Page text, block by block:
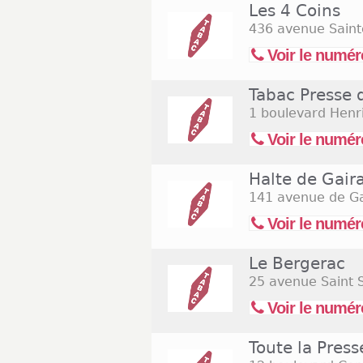
heures habituelles, c'est-à-
dans certains cas. Mais en
ouverts le dimanche. Au
découvrir les coordonnées
Consultez la liste des
de tabac ouverts le
(Assomption).
Les 4 Coins
436 avenue
Voir le
Tabac Presse
1 boulevard
Voir le
Halte de
141 avenue de
Voir le
Le Bergerac
25 avenue Saint
Voir le
Toute la